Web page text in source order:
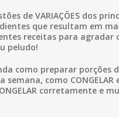
de VARIAÇÕES dos
que resultam em
receitas para agradar
peludo!
como preparar porções
semana, como CONGELAR
corretamente e